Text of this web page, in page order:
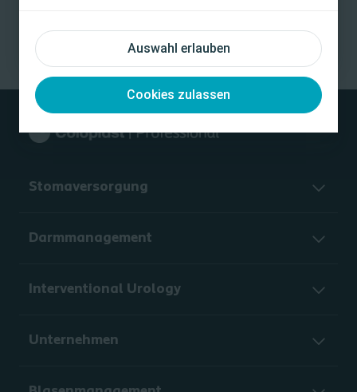
Auswahl erlauben
Cookies zulassen
Stomaversorgung
Darmmanagement
Interventional Urology
Unternehmen